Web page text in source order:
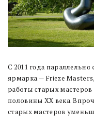
С 2011 года
ярмарка — Frieze
работы старых
половины XX века.
старых мастеров